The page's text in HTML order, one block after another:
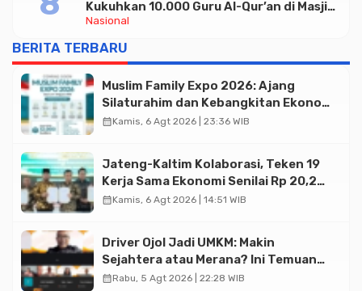
Nasional
Kukuhkan 10.000 Guru Al-Qur’an di Masjid
Istiqlal
BERITA TERBARU
Muslim Family Expo 2026: Ajang
Silaturahim dan Kebangkitan Ekonomi
Halal di Jakarta
calendar_monthKamis, 6 Agt 2026 | 23:36 WIB
Jateng-Kaltim Kolaborasi, Teken 19
Kerja Sama Ekonomi Senilai Rp 20,2
Triliun
calendar_monthKamis, 6 Agt 2026 | 14:51 WIB
Driver Ojol Jadi UMKM: Makin
Sejahtera atau Merana? Ini Temuan
Diskusi Paramadina
calendar_monthRabu, 5 Agt 2026 | 22:28 WIB